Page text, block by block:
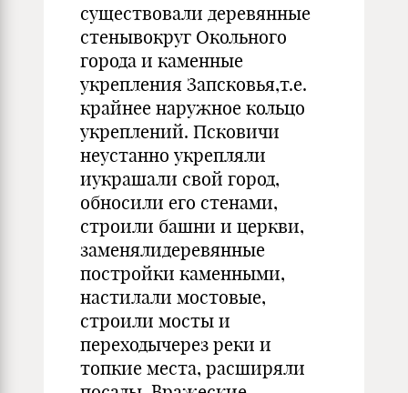
существовали деревянные
стенывокруг Окольного
города и каменные
укрепления Запсковья,т.е.
крайнее наружное кольцо
укреплений. Псковичи
неустанно укрепляли
иукрашали свой город,
обносили его стенами,
строили башни и церкви,
заменялидеревянные
постройки каменными,
настилали мостовые,
строили мосты и
переходычерез реки и
топкие места, расширяли